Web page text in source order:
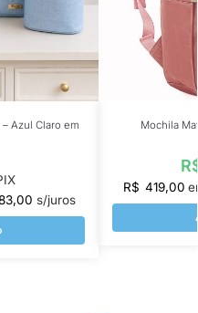
Azul Claro em
s/juros
Mochila
R$ 419,00